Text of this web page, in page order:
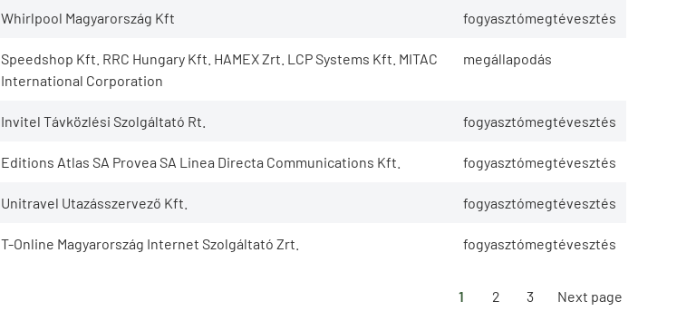
Whirlpool Magyarország Kft fogyasztómegtévesztés
Speedshop Kft. RRC Hungary Kft. HAMEX Zrt. LCP Systems Kft. MITAC
International Corporation
megállapodás
Invitel Távközlési Szolgáltató Rt. fogyasztómegtévesztés
Editions Atlas SA Provea SA Linea Directa Communications Kft. fogyasztómegtévesztés
Unitravel Utazásszervező Kft. fogyasztómegtévesztés
T-Online Magyarország Internet Szolgáltató Zrt. fogyasztómegtévesztés
1 2 3 Next page